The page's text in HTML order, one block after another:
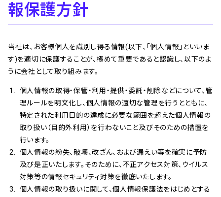
報保護方針
当社は、お客様個人を識別し得る情報(以下、「個人情報」といいま
す)を適切に保護することが、極めて重要であると認識し、以下のよ
うに会社として取り組みます。
個人情報の取得・保管・利用・提供・委託・削除などについて、管
理ルールを明文化し、個人情報の適切な管理を行うとともに、
特定された利用目的の達成に必要な範囲を超えた個人情報の
取り扱い（目的外利用）を行わないこと及びそのための措置を
行います。
個人情報の紛失、破壊、改ざん、および漏えい等を確実に予防
及び是正いたします。そのために、不正アクセス対策、ウイルス
対策等の情報セキュリティ対策を徹底いたします。
個人情報の取り扱いに関して、個人情報保護法をはじめとする